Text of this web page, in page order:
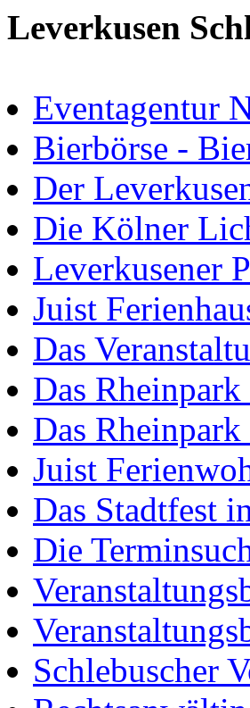
Leverkusen
Eventagentur
Bierbörse -
Der
Die Kölner
Leverkusener
Juist
Das
Das
Das
Juist
Das Stadtfest
Die
Schlebuscher